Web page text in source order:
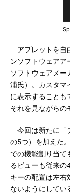
アプレットを自
ンソフトウェアア
ソフトウェアメ
浦氏）。カスタマ
に表示することも
それを見ながらの
今回は新たに「
の5つ）を加えた
での機能割り当て
るビューも従来
キーの配置は左右
ないようにしてい